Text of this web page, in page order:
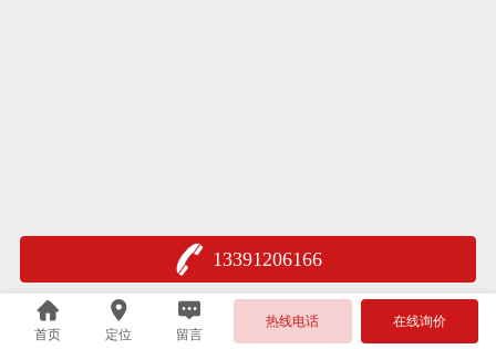
13391206166
首页 定位 留言
热线电话 在线询价